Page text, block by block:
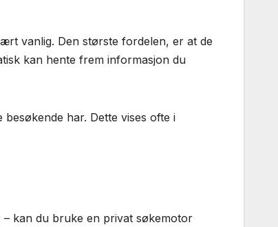
vanlig. Den største fordelen, er at de
kan hente frem informasjon du
har. Dette vises ofte i
kan du bruke en privat søkemotor